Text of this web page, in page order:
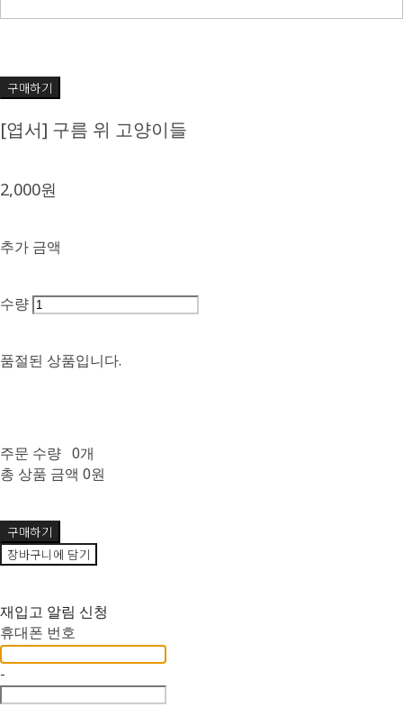
구매하기
[엽서] 구름 위 고양이들
2,000원
추가 금액
수량
품절된 상품입니다.
주문 수량 0개
총 상품 금액 0원
구매하기
장바구니에 담기
재입고 알림 신청
휴대폰 번호
-